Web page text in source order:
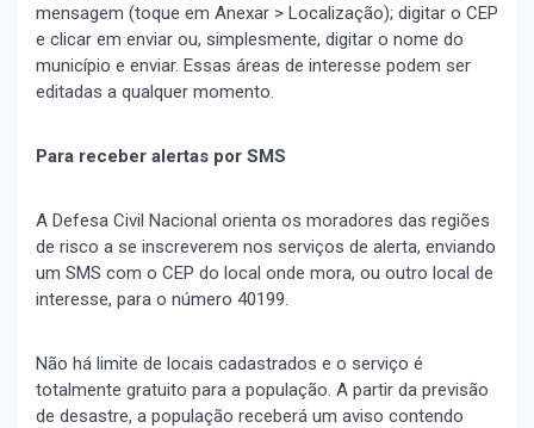
mensagem (toque em Anexar > Localização); digitar o CEP
e clicar em enviar ou, simplesmente, digitar o nome do
município e enviar. Essas áreas de interesse podem ser
editadas a qualquer momento.
Para receber alertas por SMS
A Defesa Civil Nacional orienta os moradores das regiões
de risco a se inscreverem nos serviços de alerta, enviando
um SMS com o CEP do local onde mora, ou outro local de
interesse, para o número 40199.
Não há limite de locais cadastrados e o serviço é
totalmente gratuito para a população. A partir da previsão
de desastre, a população receberá um aviso contendo